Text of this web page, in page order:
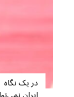
در یک نگاه